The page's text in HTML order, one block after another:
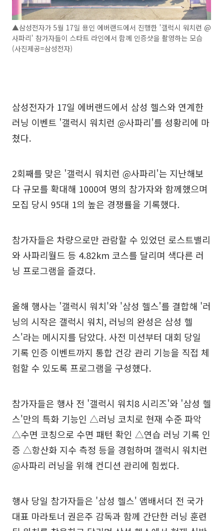
▲삼성전자가 5월 17일 용인 에버랜드에서 진행한 '갤럭시 워치런 @
사파리' 참가자들이 스타트 라인에서 함께 인증샷을 촬영하는 모습
(사진제공=삼성전자)
삼성전자가 17일 에버랜드에서 삼성 헬스와 연계한
러닝 이벤트 '갤럭시 워치런 @사파리'를 성황리에 마
쳤다.
2회째를 맞은 '갤럭시 워치런 @사파리'는 지난해보
다 규모를 확대해 1000여 명의 참가자와 함께했으며
모집 당시 95대 1의 높은 경쟁률을 기록했다.
참가자들은 차량으로만 관람할 수 있었던 로스트밸리
와 사파리월드 등 4.82km 코스를 달리며 색다른 러
닝 프로그램을 즐겼다.
올해 행사는 '갤럭시 워치'와 '삼성 헬스'를 결합해 '러
닝의 시작은 갤럭시 워치, 러닝의 완성은 삼성 헬
스'라는 메시지를 담았다. 사전 미션부터 대회 당일
기록 인증 이벤트까지 통합 건강 관리 기능을 직접 체
험할 수 있도록 프로그램을 구성했다.
참가자들은 행사 전 '갤럭시 워치8 시리즈'와 '삼성 헬
스'만의 특화 기능인 △러닝 코치로 현재 수준 파악
△수면 코칭으로 수면 패턴 확인 △연습 러닝 기록 인
증 △항산화 지수 측정 등을 경험하며 갤럭시 워치런
@사파리 러닝을 위해 컨디션 관리에 힘썼다.
행사 당일 참가자들은 '삼성 헬스' 앰배서더 전 국가
대표 마라토너 권은주 감독과 함께 간단한 러닝 훈련